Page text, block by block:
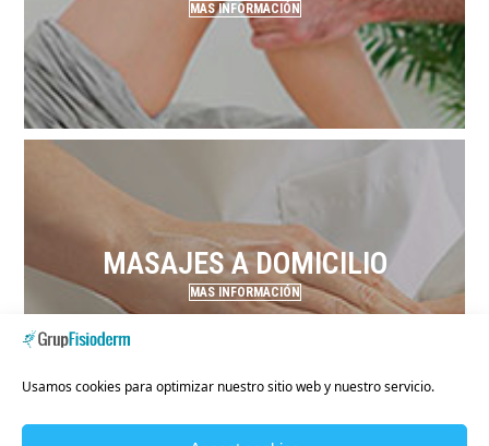
Usamos cookies para optimizar nuestro sitio web y nuestro servicio.
MAS INFORMACIÓN
MASAJES A DOMICILIO
MAS INFORMACIÓN